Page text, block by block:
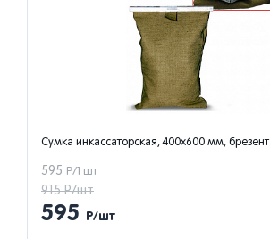
Сумка инкассаторская, 400х600 мм, брезент
595 Р/1 шт
915 Р/шт
595 Р/шт